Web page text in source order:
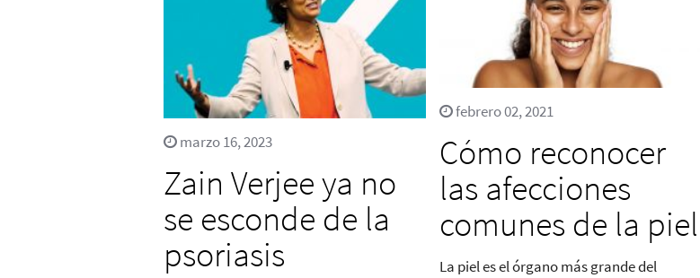
marzo 16, 2023
Zain Verjee ya no
se esconde de la
psoriasis
febrero 02, 2021
Cómo reconocer
las afecciones
comunes de la piel
La piel es el órgano más grande del